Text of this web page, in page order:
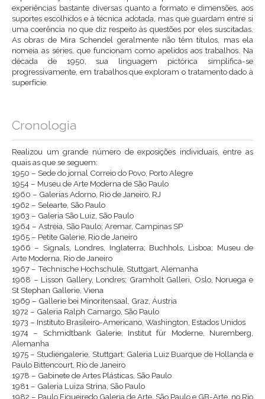
experiências bastante diversas quanto a formato e dimensões, aos
suportes escolhidos e à técnica adotada, mas que guardam entre si
uma coerência no que diz respeito às questões por eles suscitadas.
As obras de Mira Schendel geralmente não têm títulos, mas ela
nomeia as séries, que funcionam como apelidos aos trabalhos. Na
década de 1950, sua linguagem pictórica simplifica-se
progressivamente, em trabalhos que exploram o tratamento dado à
superfície.
Cronologia
Realizou um grande número de exposições individuais, entre as
quais as que se seguem:
1950 – Sede do jornal Correio do Povo, Porto Alegre
1954 – Museu de Arte Moderna de São Paulo
1960 – Galerias Adorno, Rio de Janeiro, RJ
1962 – Selearte, São Paulo
1963 – Galeria São Luiz, São Paulo
1964 – Astreia, São Paulo; Aremar, Campinas SP
1965 – Petite Galerie, Rio de Janeiro
1966 – Signals, Londres, Inglaterra; Buchhols, Lisboa; Museu de
Arte Moderna, Rio de Janeiro
1967 – Technische Hochschule, Stuttgart, Alemanha
1968 – Lisson Gallery, Londres; Gramholt Galleri, Oslo, Noruega e
St Stephan Gallerie, Viena
1969 – Gallerie bei Minoritensaal, Graz, Áustria
1972 – Galeria Ralph Camargo, São Paulo
1973 – Instituto Brasileiro-Americano, Washington, Estados Unidos
1974 – Schmidtbank Galerie, Institut für Moderne, Nuremberg,
Alemanha
1975 – Studiengalerie, Stuttgart; Galeria Luiz Buarque de Hollanda e
Paulo Bittencourt, Rio de Janeiro
1978 – Gabinete de Artes Plásticas, São Paulo
1981 – Galeria Luiza Strina, São Paulo
1982 – Paulo Figueiredo Galeria de Arte, São Paulo e GB-Arte, no Rio